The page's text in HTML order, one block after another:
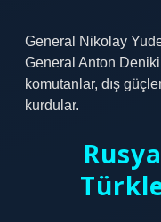
General Nikolay
General Anton
komutanlar, dış
kurdular.